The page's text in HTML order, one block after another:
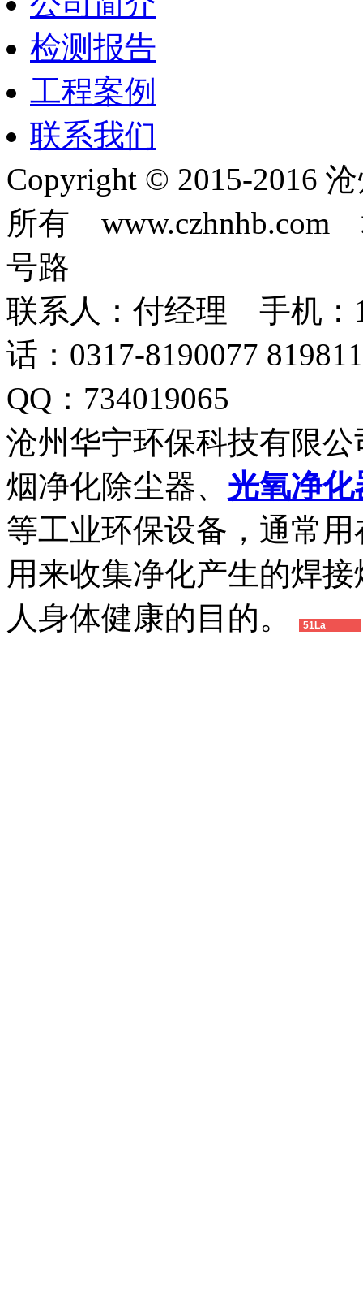
检测报告
工程案例
联系我们
Copyright © 2015-2016
所有 www.czhnhb.com
号路
联系人：付经理 手机：
话：0317-8190077
QQ：734019065
沧州华宁环保科技有限
烟净化除尘器、 光氧净化
等工业环保设备，通常
用来收集净化产生的焊
人身体健康的目的。
51La